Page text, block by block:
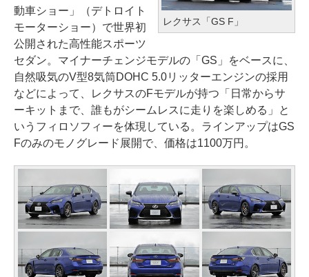
レクサス「GS F」
動車ショー」（デトロイト
モーターショー）で世界初
公開された高性能スポーツ
セダン。マイナーチェンジモデルの「GS」をベースに、
自然吸気のV型8気筒DOHC 5.0リッターエンジンの採用
などによって、レクサスのFモデルが持つ「日常からサ
ーキットまで、誰もがシームレスに走りを楽しめる」と
いうフィロソフィーを体現している。ラインアップはGS
Fのみのモノグレード展開で、価格は1100万円。